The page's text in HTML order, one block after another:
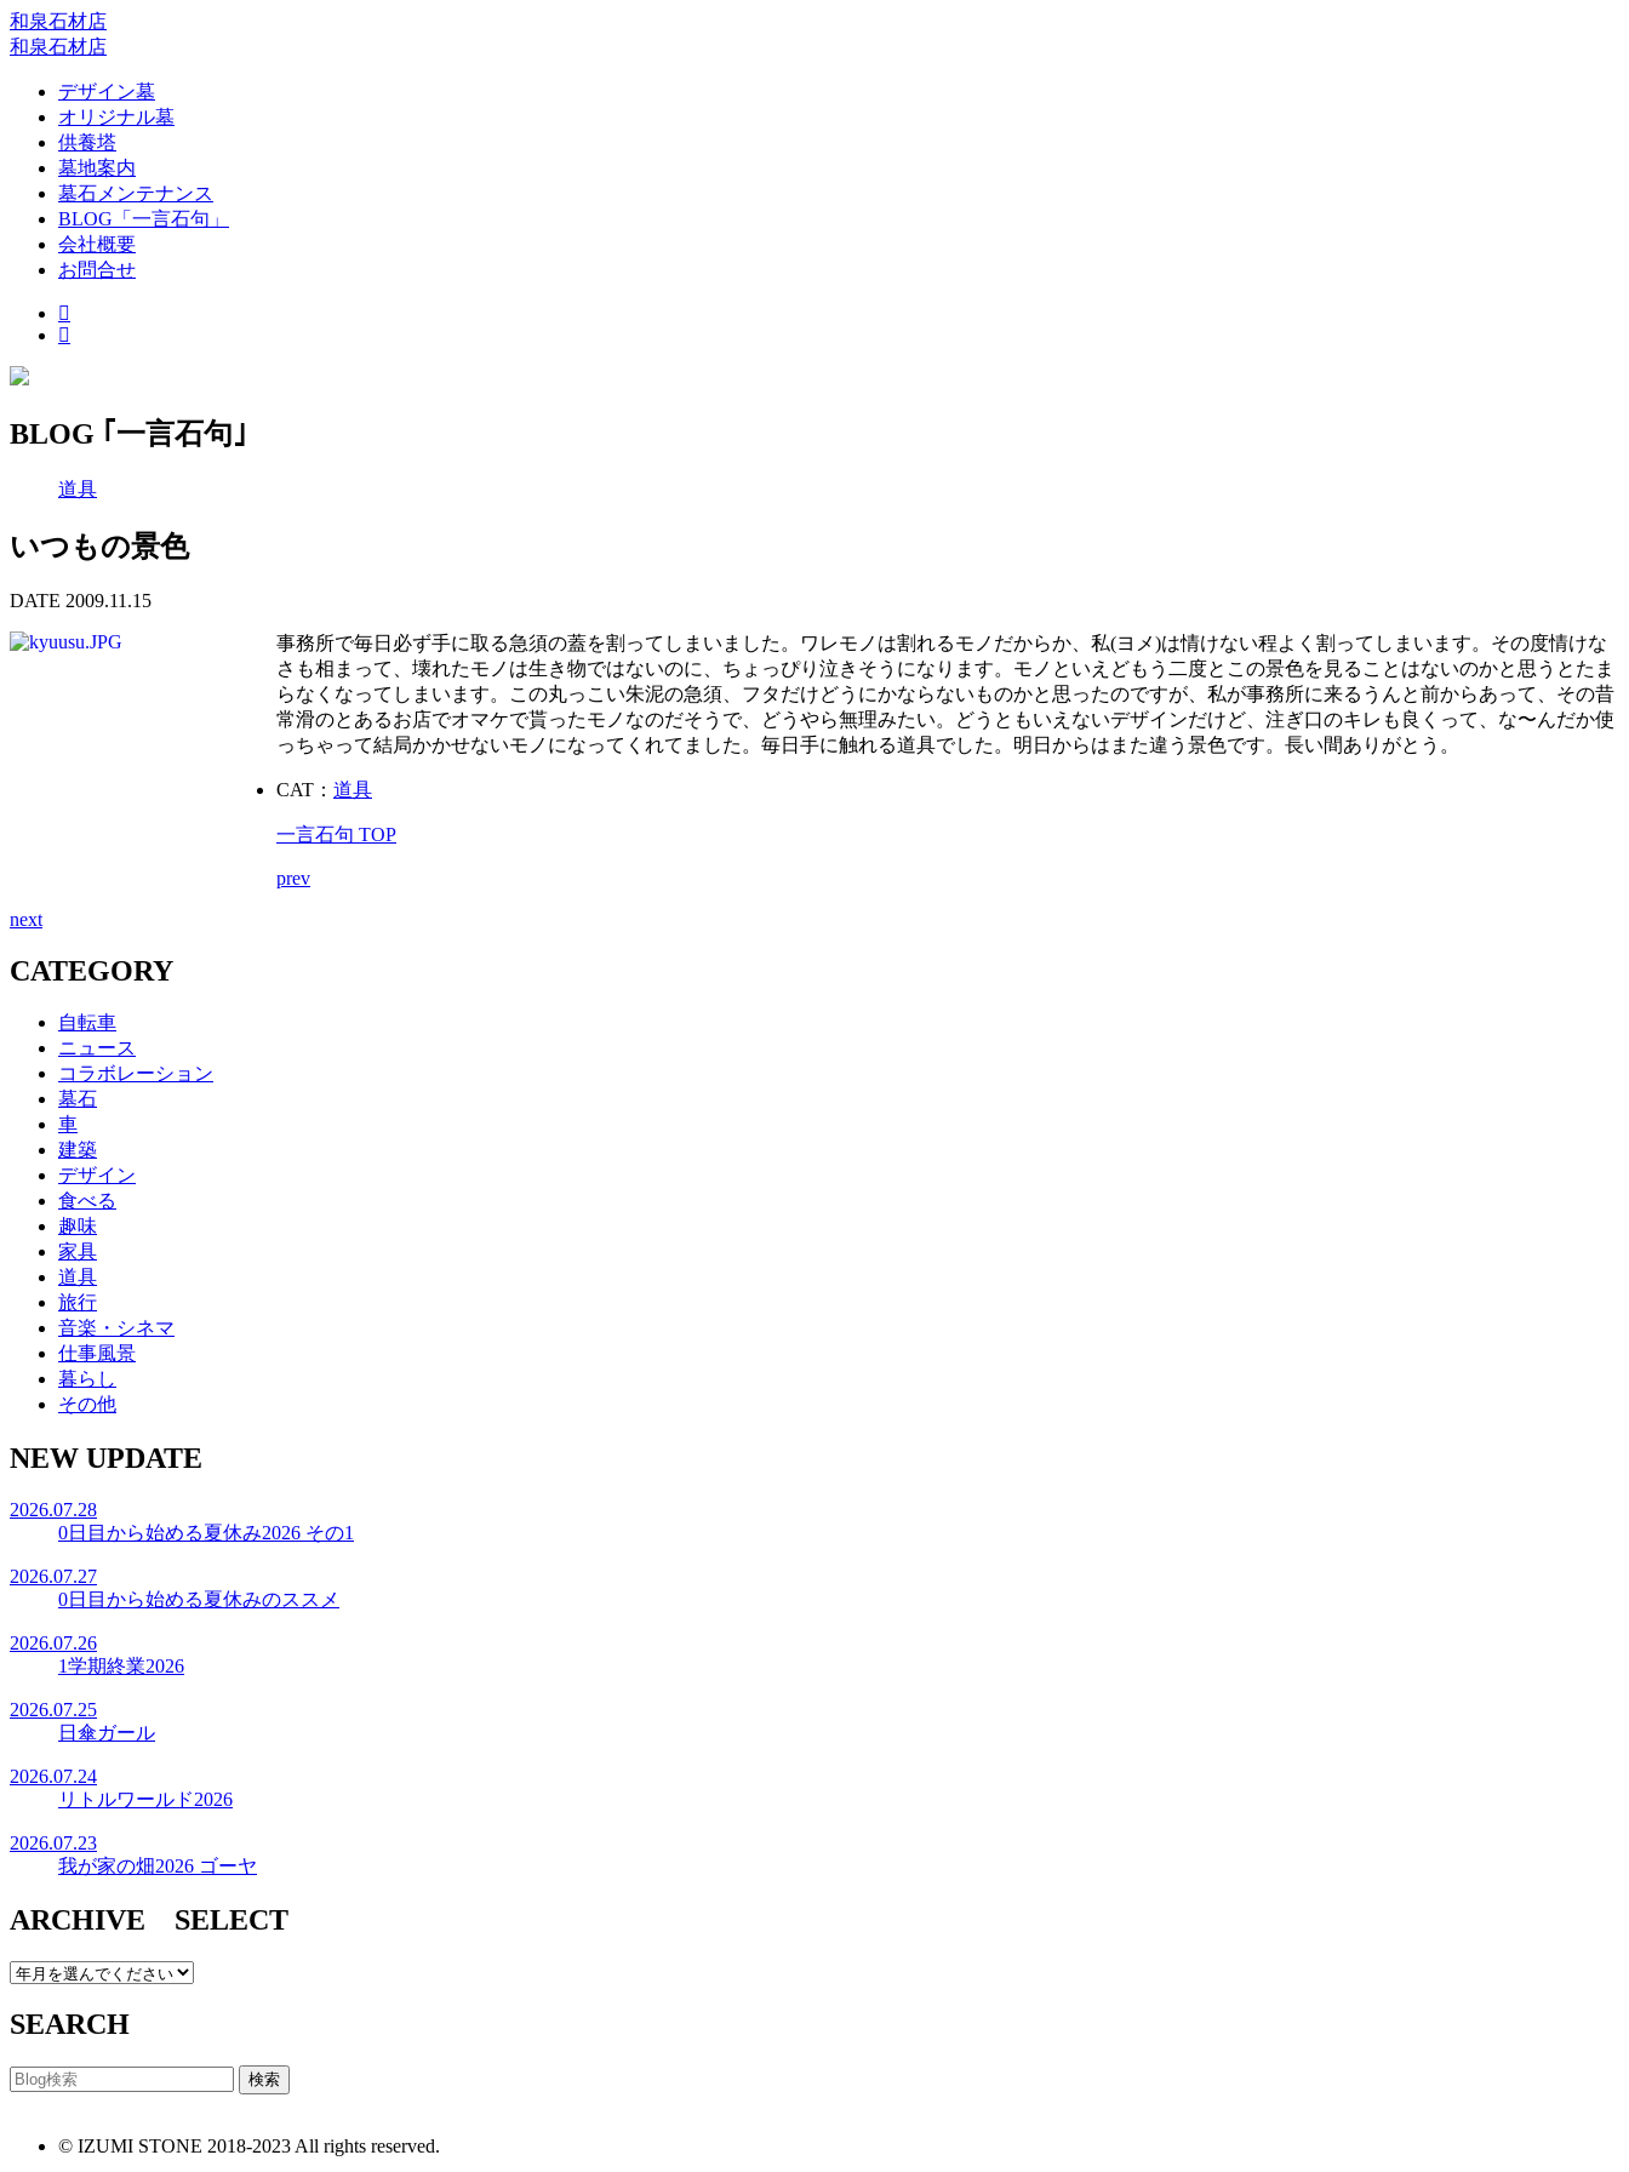
和泉石材店
和泉石材店
デザイン墓
オリジナル墓
供養塔
墓地案内
墓石メンテナンス
BLOG「一言石句」
会社概要
お問合せ
BLOG ｢一言石句｣
道具
いつもの景色
DATE 2009.11.15
事務所で毎日必ず手に取る急須の蓋を割ってしまいました。ワレモノは割れるモノだからか、私(ヨメ)は情けない程よく割ってしまいます。その度情けな
さも相まって、壊れたモノは生き物ではないのに、ちょっぴり泣きそうになります。モノといえどもう二度とこの景色を見ることはないのかと思うとたま
らなくなってしまいます。この丸っこい朱泥の急須、フタだけどうにかならないものかと思ったのですが、私が事務所に来るうんと前からあって、その昔
常滑のとあるお店でオマケで貰ったモノなのだそうで、どうやら無理みたい。どうともいえないデザインだけど、注ぎ口のキレも良くって、な〜んだか使
っちゃって結局かかせないモノになってくれてました。毎日手に触れる道具でした。明日からはまた違う景色です。長い間ありがとう。
CAT： 道具
一言石句 TOP
prev
next
CATEGORY
自転車
ニュース
コラボレーション
墓石
車
建築
デザイン
食べる
趣味
家具
道具
旅行
音楽・シネマ
仕事風景
暮らし
その他
NEW UPDATE
2026.07.28
0日目から始める夏休み2026 その1
2026.07.27
0日目から始める夏休みのススメ
2026.07.26
1学期終業2026
2026.07.25
日傘ガール
2026.07.24
リトルワールド2026
2026.07.23
我が家の畑2026 ゴーヤ
ARCHIVE SELECT
SEARCH
© IZUMI STONE 2018-2023 All rights reserved.